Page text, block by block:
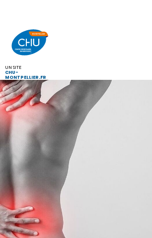
UN SITE
CHU-
MONTPELLIER.FR